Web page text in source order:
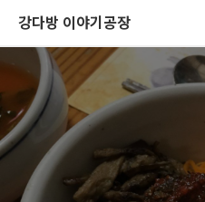
강다방 이야기공장